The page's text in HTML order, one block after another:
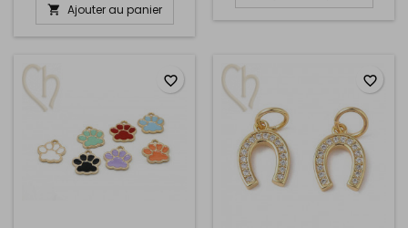
 Ajouter au panier
favorite_border favorite_border